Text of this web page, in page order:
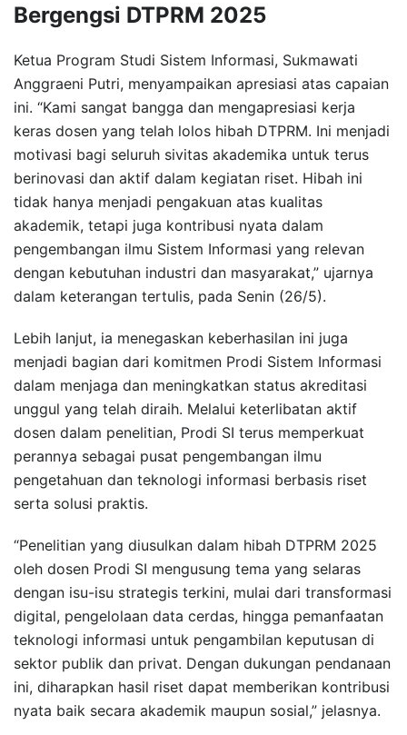
Bergengsi DTPRM 2025
Ketua Program Studi Sistem Informasi, Sukmawati
Anggraeni Putri, menyampaikan apresiasi atas capaian
ini. “Kami sangat bangga dan mengapresiasi kerja
keras dosen yang telah lolos hibah DTPRM. Ini menjadi
motivasi bagi seluruh sivitas akademika untuk terus
berinovasi dan aktif dalam kegiatan riset. Hibah ini
tidak hanya menjadi pengakuan atas kualitas
akademik, tetapi juga kontribusi nyata dalam
pengembangan ilmu Sistem Informasi yang relevan
dengan kebutuhan industri dan masyarakat,” ujarnya
dalam keterangan tertulis, pada Senin (26/5).
Lebih lanjut, ia menegaskan keberhasilan ini juga
menjadi bagian dari komitmen Prodi Sistem Informasi
dalam menjaga dan meningkatkan status akreditasi
unggul yang telah diraih. Melalui keterlibatan aktif
dosen dalam penelitian, Prodi SI terus memperkuat
perannya sebagai pusat pengembangan ilmu
pengetahuan dan teknologi informasi berbasis riset
serta solusi praktis.
“Penelitian yang diusulkan dalam hibah DTPRM 2025
oleh dosen Prodi SI mengusung tema yang selaras
dengan isu-isu strategis terkini, mulai dari transformasi
digital, pengelolaan data cerdas, hingga pemanfaatan
teknologi informasi untuk pengambilan keputusan di
sektor publik dan privat. Dengan dukungan pendanaan
ini, diharapkan hasil riset dapat memberikan kontribusi
nyata baik secara akademik maupun sosial,” jelasnya.